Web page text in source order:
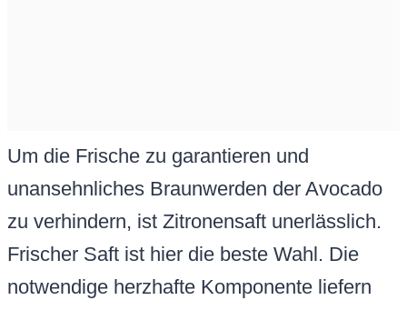
Um die Frische zu garantieren und
unansehnliches Braunwerden der Avocado
zu verhindern, ist Zitronensaft unerlässlich.
Frischer Saft ist hier die beste Wahl. Die
notwendige herzhafte Komponente liefern